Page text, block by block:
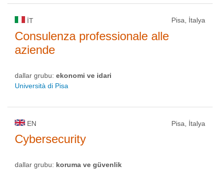
IT Pisa, İtalya
Consulenza professionale alle
aziende
dallar grubu: ekonomi ve idari
Università di Pisa
EN Pisa, İtalya
Cybersecurity
dallar grubu: koruma ve güvenlik